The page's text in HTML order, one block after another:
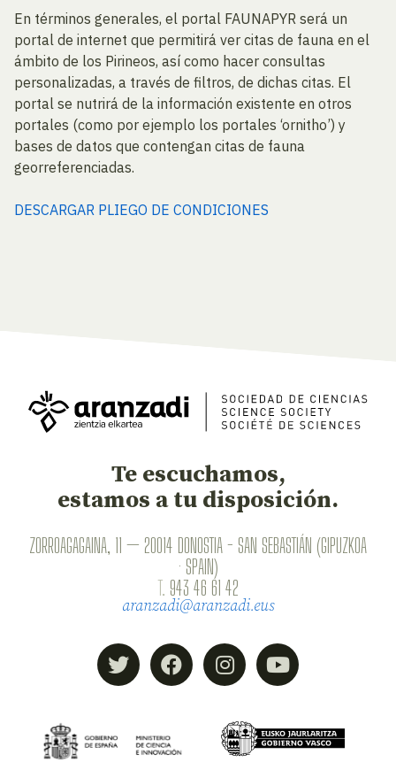
En términos generales, el portal FAUNAPYR será un
portal de internet que permitirá ver citas de fauna en el
ámbito de los Pirineos, así como hacer consultas
personalizadas, a través de filtros, de dichas citas. El
portal se nutrirá de la información existente en otros
portales (como por ejemplo los portales ‘ornitho’) y
bases de datos que contengan citas de fauna
georreferenciadas.
DESCARGAR PLIEGO DE CONDICIONES
Te escuchamos,
estamos a tu disposición.
ZORROAGAGAINA, 11 — 20014 DONOSTIA - SAN SEBASTIÁN (GIPUZKOA
· SPAIN)
T. 943 46 61 42
aranzadi@aranzadi.eus